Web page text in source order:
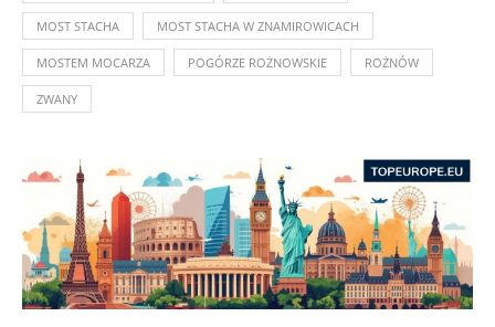
MOST STACHA MOST STACHA W ZNAMIROWICACH
MOSTEM MOCARZA POGÓRZE ROŻNOWSKIE ROŻNÓW
ZWANY